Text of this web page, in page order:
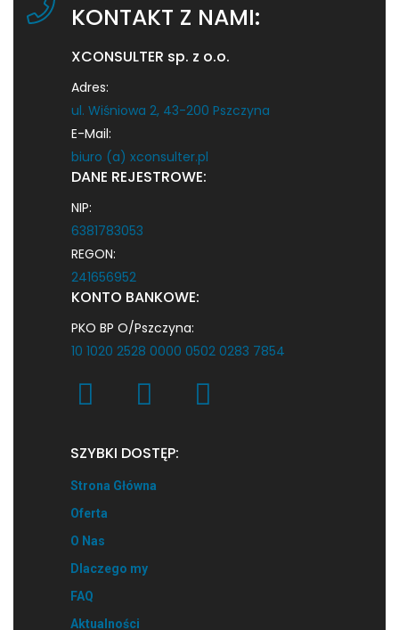
KONTAKT Z NAMI:
XCONSULTER sp. z o.o.
Adres:
ul. Wiśniowa 2, 43-200 Pszczyna
E-Mail:
biuro (a) xconsulter.pl
DANE REJESTROWE:
NIP:
6381783053
REGON:
241656952
KONTO BANKOWE:
PKO BP O/Pszczyna:
10 1020 2528 0000 0502 0283 7854
SZYBKI DOSTĘP:
Strona Główna
Oferta
O Nas
Dlaczego my
FAQ
Aktualności